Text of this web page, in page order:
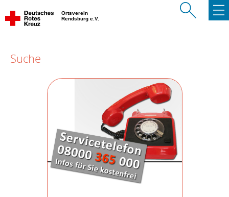
Ortsverein
Rendsburg e.V.
Suche